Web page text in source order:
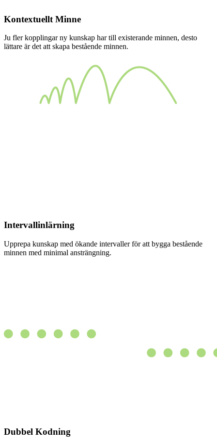
Kontextuellt Minne
Ju fler kopplingar ny kunskap har till existerande minnen, desto
lättare är det att skapa bestående minnen.
Intervallinlärning
Upprepa kunskap med ökande intervaller för att bygga bestående
minnen med minimal ansträngning.
Dubbel Kodning